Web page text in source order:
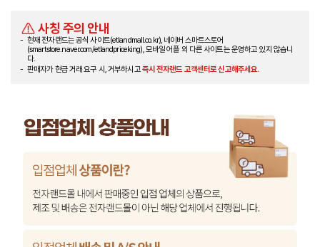
사칭 주의 안내
현재 전자랜드는 공식 사이트(etlandmall.co.kr), 네이버 스마트스토어
(smartstore.naver.com/etlandpriceking), 모바일 어플 외 다른 사이트는 운영하고 있지 않습니
다.
판매자가 현금 거래 요구 시, 거부하시고즉시 전자랜드 고객센터로 신고해주세요.